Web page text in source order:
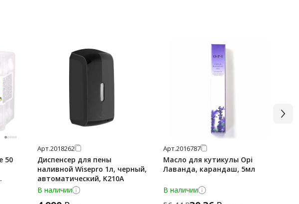
50
Арт.2018262
Диспенсер для пены
наливной Wisepro 1л, черный,
автоматический, K210A
В наличии
Арт.2016787
Масло для кутикулы Opi
Лаванда, карандаш, 5мл
В наличии